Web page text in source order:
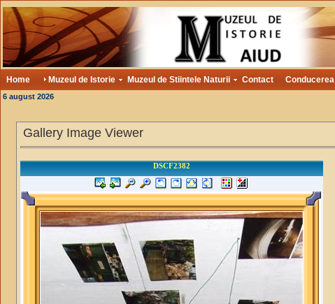
Home Muzeul de Istorie Muzeul de Stiintele Naturii Contact Conducerea
6 august 2026
Gallery Image Viewer
DSCF2382